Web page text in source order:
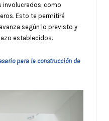
involucrados, como
Esto te permitirá
según lo previsto y
establecidos.
para la construcción de